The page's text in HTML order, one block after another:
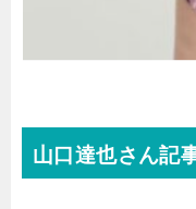
山口達也さん記